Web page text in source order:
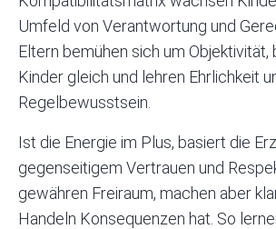
Umfeld von Verantwortung und
Eltern bemühen sich um Objektivität,
Kinder gleich und lehren Ehrlichkeit
Regelbewusstsein.
Ist die Energie im Plus, basiert die
gegenseitigem Vertrauen und
gewähren Freiraum, machen aber
Handeln Konsequenzen hat. So